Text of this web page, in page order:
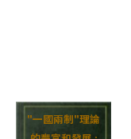
"一國兩制"理論